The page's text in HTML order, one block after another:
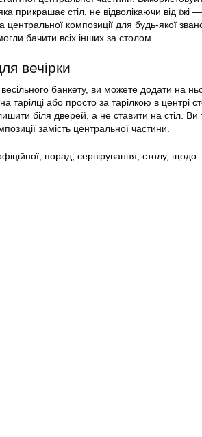
прикрашає стіл, не відволікаючи від
композиції для будь-якої
бачити всіх інших за столом.
вечірки
банкету, ви можете додати на
тарілці або просто за тарілкою в центрі
біля дверей, а не ставити на стіл. Ви
замість центральної частини.
порад сервірування столу, щодо